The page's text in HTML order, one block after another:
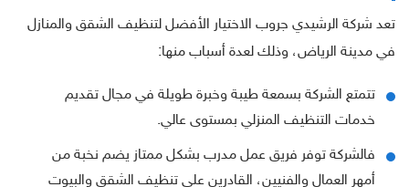
تعد شركة الرشيدي جروب الاختيار الأفضل لتنظيف الشقق والمنازل
في مدينة الرياض، وذلك لعدة أسباب منها:
تتمتع الشركة بسمعة طيبة وخبرة طويلة في مجال تقديم
خدمات التنظيف المنزلي بمستوى عالي.
فالشركة توفر فريق عمل مدرب بشكل ممتاز يضم نخبة من
أمهر العمال والفنيين، القادرين على تنظيف الشقق والبيوت